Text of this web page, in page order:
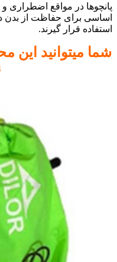
پانچوها در مواقع اضطراری و
اساسی برای حفاظت از بدن
استفاده قرار گیرند.
شما میتوانید این